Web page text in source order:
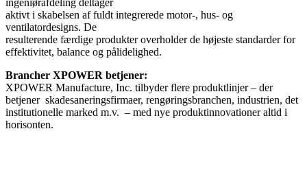
ingeniørafdeling deltager
aktivt i skabelsen af fuldt integrerede motor-, hus- og
ventilatordesigns. De
resulterende færdige produkter overholder de højeste standarder for
effektivitet, balance og pålidelighed.
Brancher XPOWER betjener:
XPOWER Manufacture, Inc. tilbyder flere produktlinjer – der
betjener skadesaneringsfirmaer, rengøringsbranchen, industrien, det
institutionelle marked m.v. – med nye produktinnovationer altid i
horisonten.